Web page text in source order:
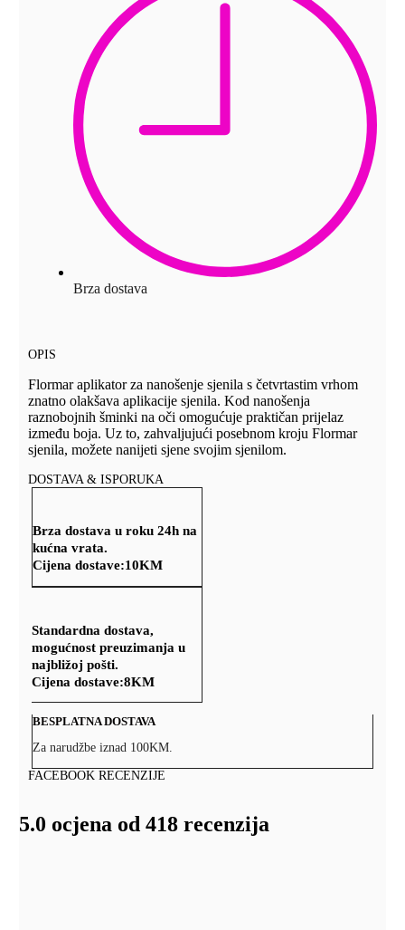
Brza dostava
OPIS
Flormar aplikator za nanošenje sjenila s četvrtastim vrhom
znatno olakšava aplikacije sjenila. Kod nanošenja
raznobojnih šminki na oči omogućuje praktičan prijelaz
između boja. Uz to, zahvaljujući posebnom kroju Flormar
sjenila, možete nanijeti sjene svojim sjenilom.
DOSTAVA & ISPORUKA
Brza dostava u roku 24h na
kućna vrata.
Cijena dostave:10KM
Standardna dostava,
mogućnost preuzimanja u
najbližoj pošti.
Cijena dostave:8KM
BESPLATNA DOSTAVA
Za narudžbe iznad 100KM.
FACEBOOK RECENZIJE
5.0 ocjena od 418 recenzija